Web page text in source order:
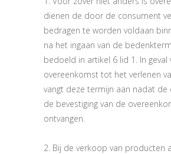
dienen de door de consument
bedragen te worden voldaan
na het ingaan van de
bedoeld in artikel 6 lid 1. In geval
overeenkomst tot het verlenen
vangt deze termijn aan nadat de
de bevestiging van de
ontvangen.
2. Bij de verkoop van producten